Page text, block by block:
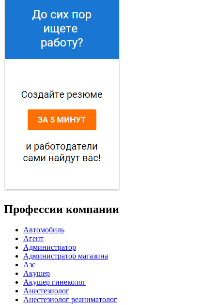
Профессии компании
Автомобиль
Агент
Администратор
Администратор магазина
Азс
Акушер
Акушер гинеколог
Анестезиолог
Анестезиолог реаниматолог